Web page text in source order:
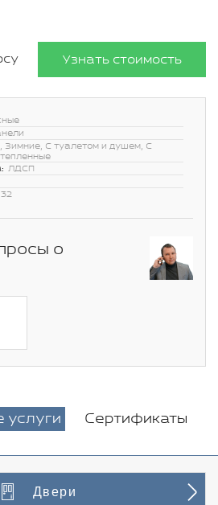
Узнать стоимость
Зимние, С туалетом и душем, С
ЛДСП
32
о
услуги
Сертификаты
Двери